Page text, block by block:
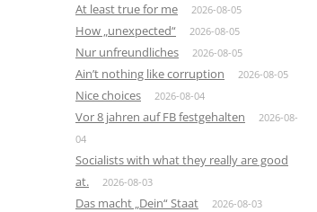
At least true for me 2026-08-05
How „unexpected“ 2026-08-05
Nur unfreundliches 2026-08-05
Ain’t nothing like corruption 2026-08-05
Nice choices 2026-08-04
Vor 8 jahren auf FB festgehalten
2026-08-
04
Socialists with what they really are good
at.
2026-08-03
Das macht „Dein“ Staat 2026-08-03